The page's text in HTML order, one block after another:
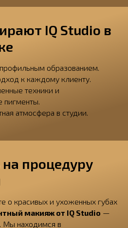
IQ Studio в
образованием.
к каждому клиенту.
техники и
пигменты.
атмосфера в студии.
процедуру
о красивых и ухоженных губах
макияж от IQ Studio —
Мы находимся в